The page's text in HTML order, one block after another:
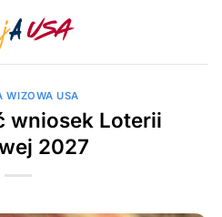
WIZOWA USA
wniosek Loterii
2027